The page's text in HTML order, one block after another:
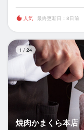
人気 最終更新日：8日前
1 / 24
焼肉かまくら本店